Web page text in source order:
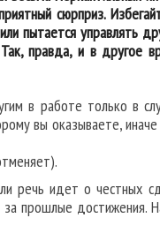
сюрприз.
пытается управлять
правда, и в другое
в работе только в
вы оказываете,
речь идет о честных
прошлые достижения.